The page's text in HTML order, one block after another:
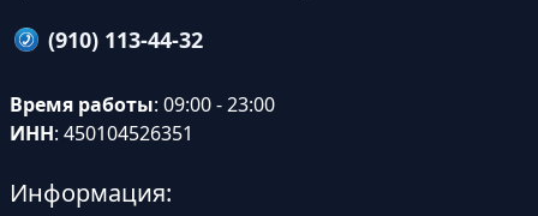
(910) 113-44-32
Время работы: 09:00 - 23:00
ИНН: 450104526351
Информация: